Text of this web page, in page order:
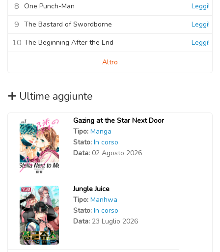
8 One Punch-Man Leggi!
9 The Bastard of Swordborne Leggi!
10 The Beginning After the End Leggi!
Altro
Ultime aggiunte
Gazing at the Star Next Door
Tipo: Manga
Stato: In corso
Data: 02 Agosto 2026
Jungle Juice
Tipo: Manhwa
Stato: In corso
Data: 23 Luglio 2026